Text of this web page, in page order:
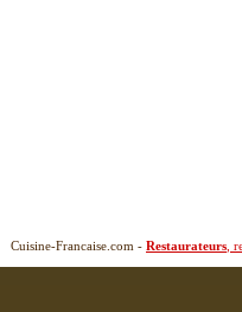
Cuisine-Francaise.com - Restaurateurs ,